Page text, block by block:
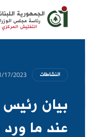
الجمهورية
رئاسة مجلس
التفتيش المركزي
النشاطات 17/2023
بيان رئيس
عند ما